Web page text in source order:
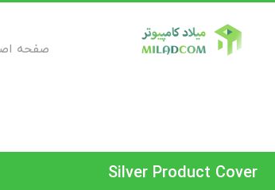
صفحه
Silver Product Cover